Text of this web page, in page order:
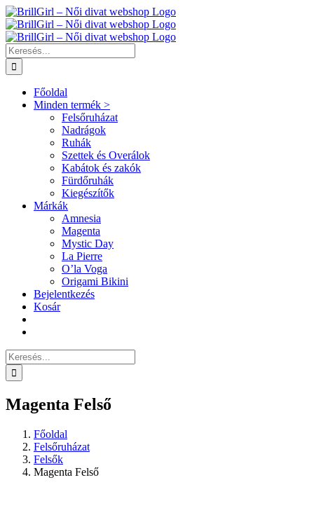
Kihagyás
Keresés...
Főoldal
Minden termék >
Felsőruházat
Nadrágok
Ruhák
Szettek és Overálok
Kabátok és zakók
Fürdőruhák
Kiegészítők
Márkák
Amnesia
Magenta
Mystic Day
La Pierre
O’la Voga
Origami Bikini
Bejelentkezés
Kosár
Keresés...
Magenta Felső
Főoldal
Felsőruházat
Felsők
Magenta Felső